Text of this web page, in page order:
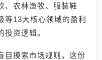
、农林渔牧、服装鞋
等13大核心领域的盈利
资逻辑。
目摸索市场规则，这份